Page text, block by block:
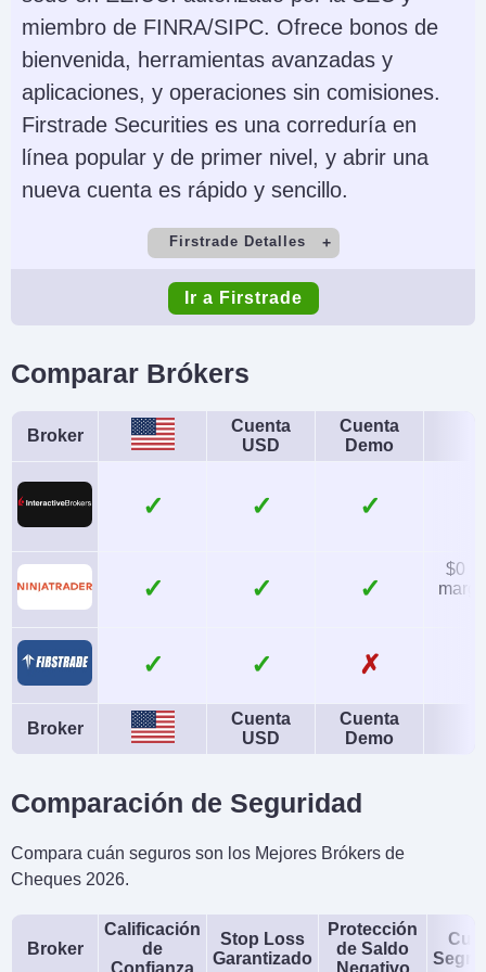
Acciones, Opciones,
Materias Primas,
Futuros, Cripto (no
futuros depende del
proveedor)
Web & Mobile, eSignal
Monedas de cuenta
USD, EUR, GBP, CAD,
AUD
Trading Automatizado
NinjaScript or via
Automated Trading
Interface
No
miembro de FINRA/SIPC. Ofrece bonos de
bienvenida, herramientas avanzadas y
aplicaciones, y operaciones sin comisiones.
Firstrade Securities es una correduría en
línea popular y de primer nivel, y abrir una
nueva cuenta es rápido y sencillo.
Firstrade Detalles
Cuenta Demo Depósito Mínimo
Comercio Mínimo
Copy Trading Regulador
Instrumentos
Acciones, ETF,
Opciones, Fondos
Mutuos, Bonos, Fijo
Plataformas
Monedas de cuenta
USD No
AI
No
Stop Loss Garantizado
No
Ir a Firstrade
Comparar Brókers
Broker
Cuenta
USD
Cuenta
Demo
✓ ✓
✓ ✓
$0
✓ ✗
Broker
Cuenta
USD
Cuenta
Demo
Comparación de Seguridad
Compara cuán seguros son los Mejores Brókers de
Cheques 2026.
Broker
Calificación
de
Confianza
Stop Loss
Garantizado
Protección
de Saldo
Negativo